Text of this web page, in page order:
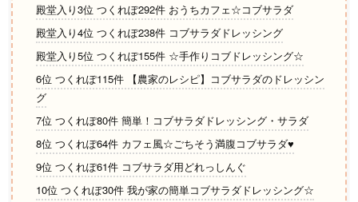
殿堂入り3位 つくれぽ292件 おうちカフェ☆コブサラダ
殿堂入り4位 つくれぽ238件 コブサラダドレッシング
殿堂入り5位 つくれぽ155件 ☆手作りコブドレッシング☆
6位 つくれぽ115件 【農家のレシピ】コブサラダのドレッシン
グ
7位 つくれぽ80件 簡単！コブサラダドレッシング・サラダ
8位 つくれぽ64件 カフェ風☆ごちそう満腹コブサラダ♥
9位 つくれぽ61件 コブサラダ用どれっしんぐ
10位 つくれぽ30件 我が家の簡単コブサラダドレッシング☆